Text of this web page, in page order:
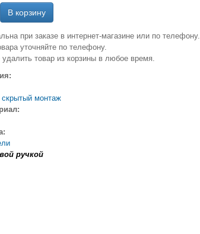
при заказе в интернет-магазине или по телефону.
уточняйте по телефону.
товар из корзины в любое время.
скрытый монтаж
ручкой